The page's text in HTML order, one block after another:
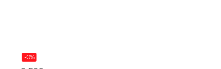
-0%